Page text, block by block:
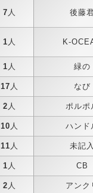
7 人 後藤
1 人 K-
1 人 緑の
17 人 なび
2 人 ポルポ
10 人 ハンド
11 人 未記入
1 人 CB
2 人 アンク